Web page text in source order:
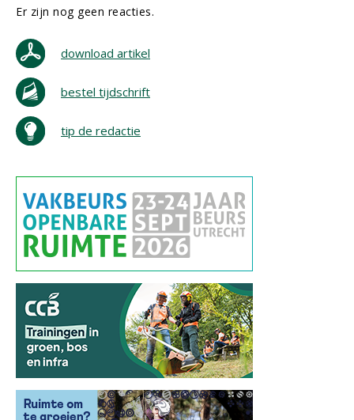
Er zijn nog geen reacties.
download artikel
bestel tijdschrift
tip de redactie